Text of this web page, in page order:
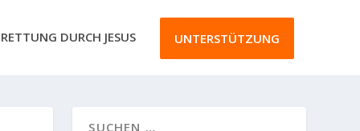
RETTUNG DURCH JESUS UNTERSTÜTZUNG